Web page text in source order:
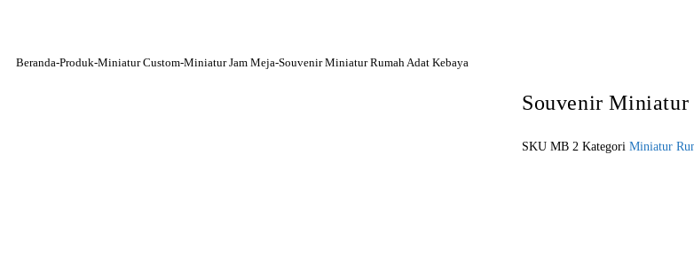
Beranda-Produk-Miniatur Custom-Miniatur Jam Meja-Souvenir Miniatur Rumah Adat Kebaya
Souvenir Miniatur
SKU MB 2 Kategori Miniatur